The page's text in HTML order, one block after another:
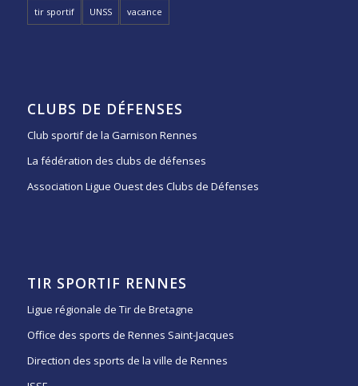
tir sportif UNSS vacance
CLUBS DE DÉFENSES
Club sportif de la Garnison Rennes
La fédération des clubs de défenses
Association Ligue Ouest des Clubs de Défenses
TIR SPORTIF RENNES
Ligue régionale de Tir de Bretagne
Office des sports de Rennes Saint-Jacques
Direction des sports de la ville de Rennes